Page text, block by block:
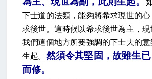
下士道的法類，能夠將希求現世的
求後世。這時候以希求後世為主，現
我們這個地方所要強調的下士夫的
生起。 然須令其堅固，故雖生
而修。